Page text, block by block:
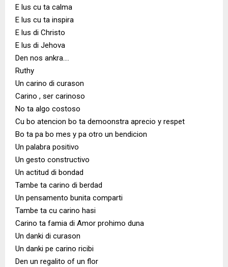
E lus cu ta calma
E lus cu ta inspira
E lus di Christo
E lus di Jehova
Den nos ankra….
Ruthy
Un carino di curason
Carino , ser carinoso
No ta algo costoso
Cu bo atencion bo ta demoonstra aprecio y respet
Bo ta pa bo mes y pa otro un bendicion
Un palabra positivo
Un gesto constructivo
Un actitud di bondad
Tambe ta carino di berdad
Un pensamento bunita comparti
Tambe ta cu carino hasi
Carino ta famia di Amor prohimo duna
Un danki di curason
Un danki pe carino ricibi
Den un regalito of un flor